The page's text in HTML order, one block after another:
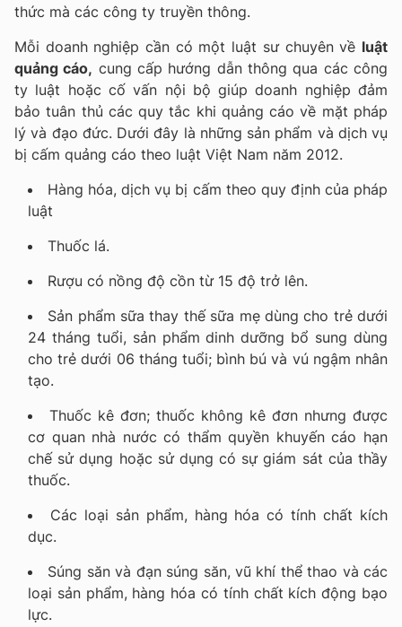
thức mà các công ty truyền thông.
Mỗi doanh nghiệp cần có một luật sư chuyên về luật
quảng cáo, cung cấp hướng dẫn thông qua các công
ty luật hoặc cố vấn nội bộ giúp doanh nghiệp đảm
bảo tuân thủ các quy tắc khi quảng cáo về mặt pháp
lý và đạo đức. Dưới đây là những sản phẩm và dịch vụ
bị cấm quảng cáo theo luật Việt Nam năm 2012.
Hàng hóa, dịch vụ bị cấm theo quy định của pháp
luật
Thuốc lá.
Rượu có nồng độ cồn từ 15 độ trở lên.
Sản phẩm sữa thay thế sữa mẹ dùng cho trẻ dưới
24 tháng tuổi, sản phẩm dinh dưỡng bổ sung dùng
cho trẻ dưới 06 tháng tuổi; bình bú và vú ngậm nhân
tạo.
Thuốc kê đơn; thuốc không kê đơn nhưng được
cơ quan nhà nước có thẩm quyền khuyến cáo hạn
chế sử dụng hoặc sử dụng có sự giám sát của thầy
thuốc.
Các loại sản phẩm, hàng hóa có tính chất kích
dục.
Súng săn và đạn súng săn, vũ khí thể thao và các
loại sản phẩm, hàng hóa có tính chất kích động bạo
lực.